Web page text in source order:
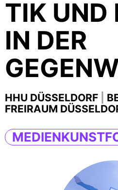
TIK UND
IN DER
HHU DÜSSELDORF
FREIRAUM